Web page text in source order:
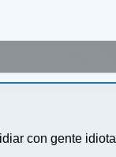
con gente idiota